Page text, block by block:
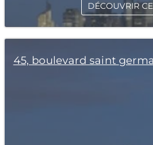
DÉCOUVRIR
45, boulevard saint